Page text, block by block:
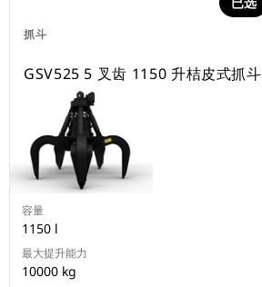
抓斗
已选
GSV525 5 叉齿 1150 升桔皮式抓斗
容量
1150 l
最大提升能力
10000 kg